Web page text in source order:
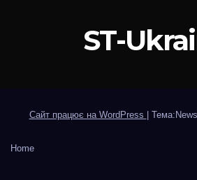
ST-
Сайт працює на WordPress
Home